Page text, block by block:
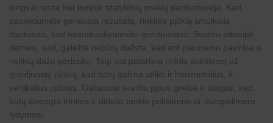
lengvai rasite bet kurioje statybinių prekių parduotuvėje. Kad
pasiektumėte geriausią rezultatą, rinkitės pjūklą smulkiais
dantukais, kad nesudraskytumėte grindjuostės. Svarbu atkreipti
dėmesį, kad, geležtė nebūtų dažyta, kad ant pjaunamo paviršiaus
neliktų dažų pėdsakų. Taip pat patartina rinktis aukštesnį už
grindjuostę pjūklą, kad būtų galima atlikti ir horizontalius, ir
vertikalius pjūvius. Galiausiai svarbu pjauti greitai ir staigiai, kad
būtų išvengta trinties ir didelio tankio polistireno ar duropolimero
lydymosi.